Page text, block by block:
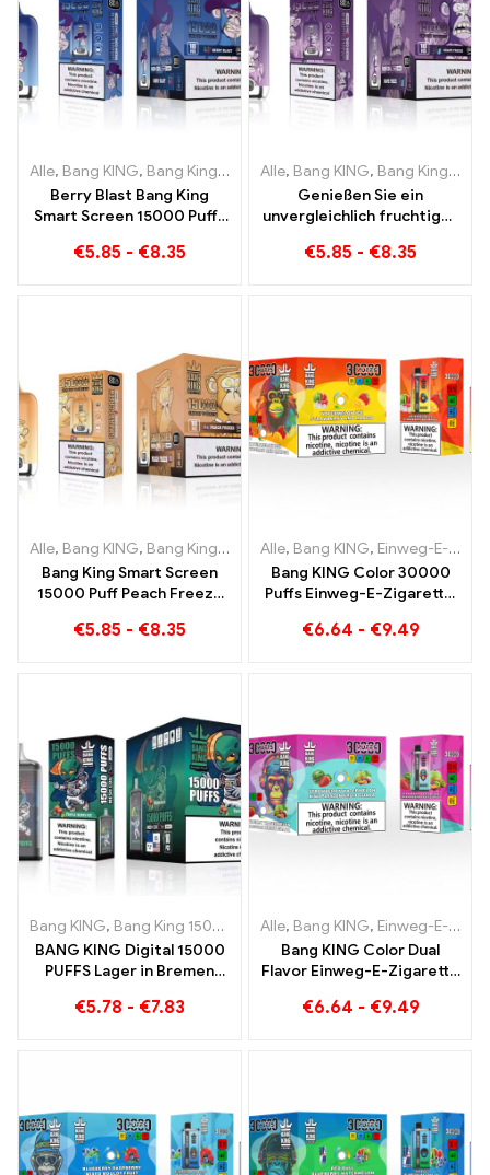
Alle, Bang KING, Bang King Smart Screen 15000 Puff ,Einweg-E-
Berry Blast Bang King
Smart Screen 15000 Puffs
neuen Generation
€5.85 - €8.35
Alle, Bang KING, Bang King Smart Screen 15000 Puff
Genießen Sie ein
unvergleichlich fruchtiges
Jelly Bang King Smart
€5.85 - €8.35
Alle, Bang KING, Bang King Smart Screen 15000 Puff ,Einweg-E-
Bang King Smart Screen
15000 Puff Peach Freeze
€5.85 - €8.35
Alle, Bang KING, Einweg-E-Zigaretten Litauen
Bang KING Color 30000
Puffs Einweg-E-Zigarette.
aus kühlem
€6.64 - €9.49
Bang KING, Bang King 15000 Puffs ,Einweg E-zigarette mit Nikotin
BANG KING Digital 15000
PUFFS Lager in Bremen
Genuss
€5.78 - €7.83
Alle, Bang KING, Einweg-E-Zigaretten Litauen
Bang KING Color Dual
Flavor Einweg-E-Zigarette
Geschmack mit
€6.64 - €9.49